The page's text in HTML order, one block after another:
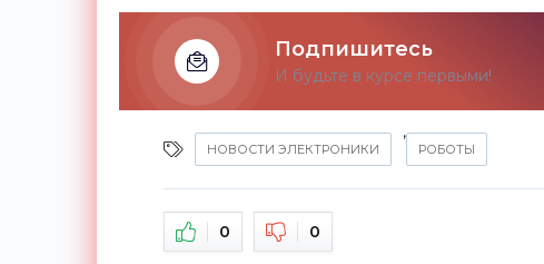
Подпишитесь
И будьте в курсе первыми!
НОВОСТИ ЭЛЕКТРОНИКИ
,
РОБОТЫ
0 0